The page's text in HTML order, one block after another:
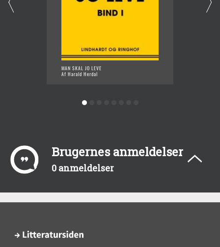
MAN SKAL JO LEVE
Af Harald Herdal
Brugernes anmeldelser
0 anmeldelser